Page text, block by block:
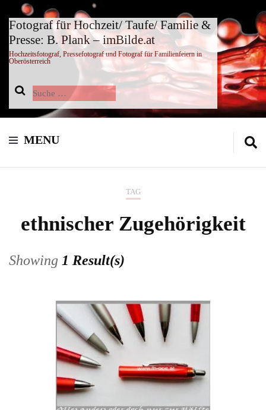
Fotograf für Hochzeit/ Taufe/ Familie &
Presse: B. Plank – imBilde.at
Hochzeitsfotograf, Pressefotograf und Fotograf für Familienfeiern in
Oberösterreich
Suche
nach:
MENU
TAG
ethnischer Zugehörigkeit
Showing 1 Result(s)